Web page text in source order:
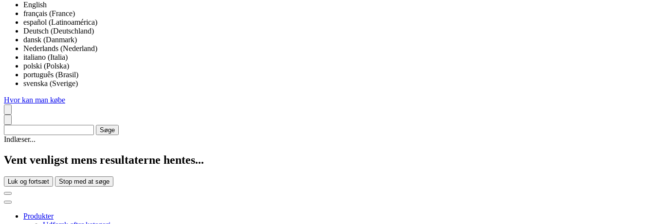
English
français (France)
español (Latinoamérica)
Deutsch (Deutschland)
dansk (Danmark)
Nederlands (Nederland)
italiano (Italia)
polski (Polska)
português (Brasil)
svenska (Sverige)
Hvor kan man købe
Indlæser...
Vent venligst mens resultaterne hentes...
Luk og fortsæt Stop med at søge
Produkter